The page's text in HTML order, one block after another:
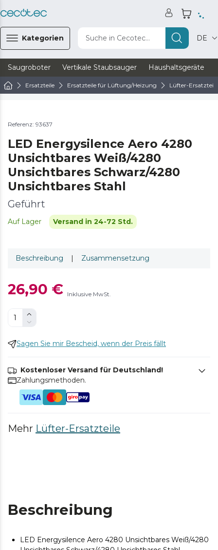
Kategorien Suche in Cecotec... DE
Saugroboter Vertikale Staubsauger Haushaltsgeräte
Ersatzteile Ersatzteile für Lüftung/Heizung Lüfter-Ersatzteile
Referenz: 93637
LED Energysilence Aero 4280
Unsichtbares Weiß/4280
Unsichtbares Schwarz/4280
Unsichtbares Stahl
Geführt
Auf Lager Versand in 24-72 Std.
Beschreibung | Zusammensetzung
26,90 € Inklusive MwSt.
Sagen Sie mir Bescheid, wenn der Preis fällt
Kostenloser Versand für Deutschland!
Zahlungsmethoden.
Mehr Lüfter-Ersatzteile
Beschreibung
LED Energysilence Aero 4280 Unsichtbares Weiß/4280